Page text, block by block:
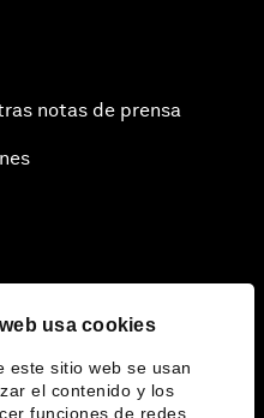
usa cookies
este sitio web se usan
el contenido y los
funciones de redes
notas de prensa